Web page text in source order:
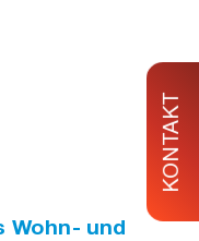
KONTAKT
Wohn- und